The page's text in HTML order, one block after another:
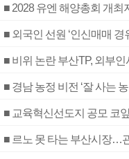
■ 2028 유엔 해양총회 개최
■ 외국인 선원 ‘인신매매
■ 비위 논란 부산TP, 외부인
■ 경남 농정 비전 ‘잘 사는
■ 교육혁신선도지 공모 코
■ 르노 못 타는 부산시장…